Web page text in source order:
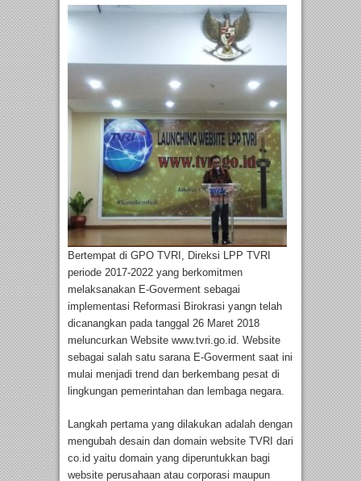
Bertempat di GPO TVRI, Direksi LPP TVRI
periode 2017-2022 yang berkomitmen
melaksanakan E-Goverment sebagai
implementasi Reformasi Birokrasi yangn telah
dicanangkan pada tanggal 26 Maret 2018
meluncurkan Website www.tvri.go.id. Website
sebagai salah satu sarana E-Goverment saat ini
mulai menjadi trend dan berkembang pesat di
lingkungan pemerintahan dan lembaga negara.
Langkah pertama yang dilakukan adalah dengan
mengubah desain dan domain website TVRI dari
co.id yaitu domain yang diperuntukkan bagi
website perusahaan atau corporasi maupun